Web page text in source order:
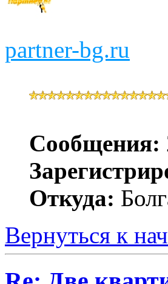
partner-bg.ru
Сообщения:
Откуда:
Вернуться к